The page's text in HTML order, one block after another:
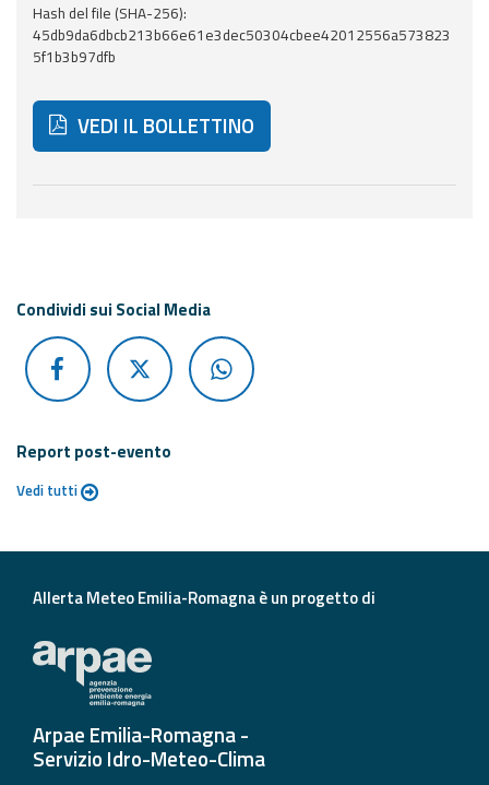
Aggiornamenti
utili
frequenti
Il progetto
Allerta
Meteo
Emilia-
Romagna
Contatti
Hash del file (SHA-256):
45db9da6dbcb213b66e61e3dec50304cbee42012556a573823
5f1b3b97dfb
VEDI IL BOLLETTINO
Condividi sui Social Media
Report post-evento
Vedi tutti
Allerta Meteo Emilia-Romagna è un progetto di
Arpae Emilia-Romagna -
Servizio Idro-Meteo-Clima